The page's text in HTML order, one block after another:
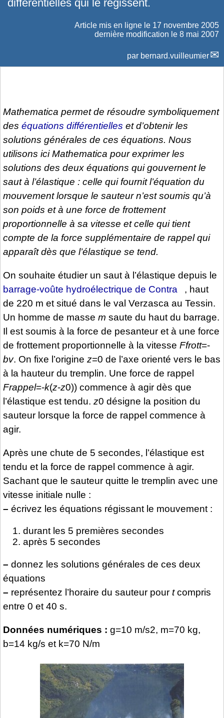
différentielles qui le régissent.
Article mis en ligne le 17 novembre 2005
dernière modification le 8 mai 2007
par bernard.vuilleumier
Mathematica permet de résoudre symboliquement
des équations différentielles et d’obtenir les
solutions générales de ces équations. Nous
utilisons iciMathematica pour exprimer les
solutions des deux équations qui gouvernent le
saut à l’élastique : celle qui fournit l’équation du
mouvement lorsque le sauteur n’est soumis qu’à
son poids et à une force de frottement
proportionnelle à sa vitesse et celle qui tient
compte de la force supplémentaire de rappel qui
apparaît dès que l’élastique se tend.
On souhaite étudier un saut à l’élastique depuis le
barrage-voûte hydroélectrique de Contra
, haut
de 220 m et situé dans le val Verzasca au Tessin.
Un homme de masse m saute du haut du barrage.
Il est soumis à la force de pesanteur et à une force
de frottement proportionnelle à la vitesse Ffrott=-
bv. On fixe l’origine z=0 de l’axe orienté vers le bas
à la hauteur du tremplin. Une force de rappel
Frappel=-k(z-z0)) commence à agir dès que
l’élastique est tendu. z0 désigne la position du
sauteur lorsque la force de rappel commence à
agir.
Après une chute de 5 secondes, l’élastique est
tendu et la force de rappel commence à agir.
Sachant que le sauteur quitte le tremplin avec une
vitesse initiale nulle :
– écrivez les équations régissant le mouvement :
durant les 5 premières secondes
après 5 secondes
– donnez les solutions générales de ces deux
équations
– représentez l’horaire du sauteur pour tcompris
entre 0 et 40 s.
Données numériques : g=10 m/s2, m=70 kg,
b=14 kg/s et k=70 N/m